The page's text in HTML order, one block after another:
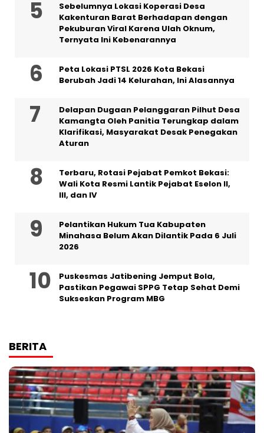
Sebelumnya Lokasi Koperasi Desa
Kakenturan Barat Berhadapan dengan
Pekuburan Viral Karena Ulah Oknum,
Ternyata Ini Kebenarannya
Peta Lokasi PTSL 2026 Kota Bekasi
Berubah Jadi 14 Kelurahan, Ini Alasannya
Delapan Dugaan Pelanggaran Pilhut Desa
Kamangta Oleh Panitia Terungkap dalam
Klarifikasi, Masyarakat Desak Penegakan
Aturan
‎Terbaru, Rotasi Pejabat Pemkot Bekasi:
Wali Kota Resmi Lantik Pejabat Eselon II,
III, dan IV ‎
Pelantikan Hukum Tua Kabupaten
Minahasa Belum Akan Dilantik Pada 6 Juli
2026
Puskesmas Jatibening Jemput Bola,
Pastikan Pegawai SPPG Tetap Sehat Demi
Sukseskan Program MBG
BERITA